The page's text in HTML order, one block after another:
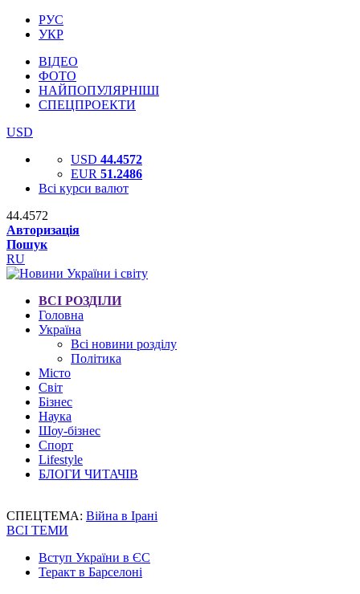
РУС
УКР
ВІДЕО
ФОТО
НАЙПОПУЛЯРНІШІ
СПЕЦПРОЕКТИ
USD
USD 44.4572
EUR 51.2486
Всі курси валют
44.4572
Авторизація
Пошук
RU
ВСІ РОЗДІЛИ
Головна
Україна
Всі новини розділу
Політика
Місто
Світ
Бізнес
Наука
Шоу-бізнес
Спорт
Lifestyle
БЛОГИ ЧИТАЧІВ
СПЕЦТЕМА: Війна в Ірані
ВСІ ТЕМИ
Вступ України в ЄС
Теракт в Барселоні